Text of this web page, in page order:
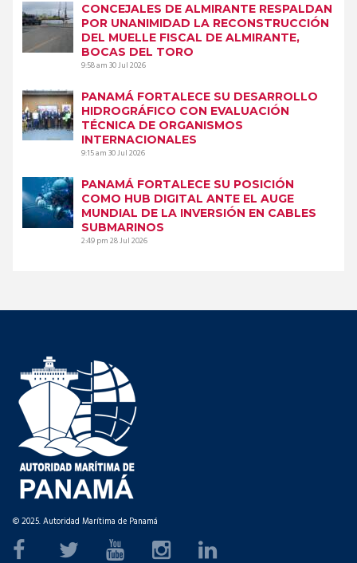
CONCEJALES DE ALMIRANTE RESPALDAN
POR UNANIMIDAD LA RECONSTRUCCIÓN
DEL MUELLE FISCAL DE ALMIRANTE,
BOCAS DEL TORO
9:58 am30 Jul 2026
PANAMÁ FORTALECE SU DESARROLLO
HIDROGRÁFICO CON EVALUACIÓN
TÉCNICA DE ORGANISMOS
INTERNACIONALES
9:15 am30 Jul 2026
PANAMÁ FORTALECE SU POSICIÓN
COMO HUB DIGITAL ANTE EL AUGE
MUNDIAL DE LA INVERSIÓN EN CABLES
SUBMARINOS
2:49 pm28 Jul 2026
© 2025. Autoridad Marítima de Panamá